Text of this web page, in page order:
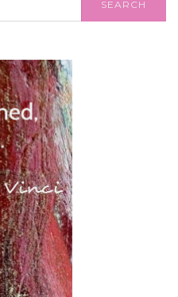
SEARCH